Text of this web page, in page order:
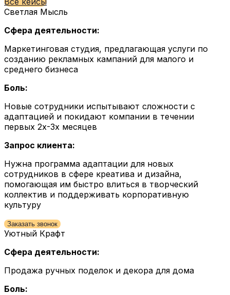
Светлая Мысль
Сфера деятельности:
Маркетинговая студия, предлагающая услуги по
созданию рекламных кампаний для малого и
среднего бизнеса
Боль:
Новые сотрудники испытывают сложности с
адаптацией и покидают компании в течении
первых 2х-3х месяцев
Запрос клиента:
Нужна программа адаптации для новых
сотрудников в сфере креатива и дизайна,
помогающая им быстро влиться в творческий
коллектив и поддерживать корпоративную
культуру
Заказать звонок
Уютный Крафт
Сфера деятельности:
Продажа ручных поделок и декора для дома
Боль: